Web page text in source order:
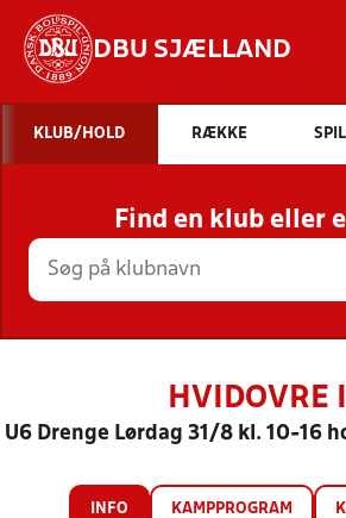
DBU SJÆLLAND
STILLINGER, RESULTATER,
HOLD
KLUB/HOLD RÆKKE
Find en klub eller
HVIDOVRE
U6 Drenge Lørdag 31/8 kl. 10-16
INFO KAMPPROGRAM